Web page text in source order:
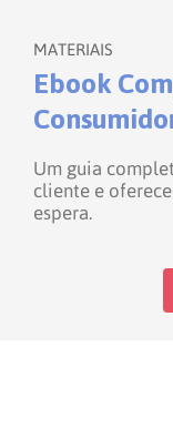
MATERIAIS
Ebook
Um guia
cliente e
espera.